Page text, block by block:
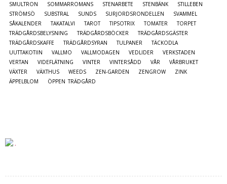
SMULTRON
SOMMARROMANS STENARBETE STENBÄNK
STILLEBEN
STRÖMSÖ
SUBSTRAL SUNDS SURJORDSRONDELLEN
SVAMMEL
SÅKALENDER
TAKATALVI TAROT TIPSOTRIX TOMATER
TORPET
TRÄDGÅRDSBELYSNING
TRÄDGÅRDSBÖCKER
TRÄDGÅRDSGÄSTER
TRÄDGÅRDSKAFFE
TRÄDGÅRDSYRAN TULPANER
TÄCKODLA
UUTTAKOTIIN
VALLMO VALLMODAGEN VEDLIDER
VERKSTADEN
VERTAN
VIDEFLÄTNING VINTER VINTERSÅDD VÅR
VÅRBRUKET
VÄXTER
VÄXTHUS WEEDS ZEN-GARDEN ZENGROW
ZINK
ÄPPELBLOM
ÖPPEN TRÄDGÅRD